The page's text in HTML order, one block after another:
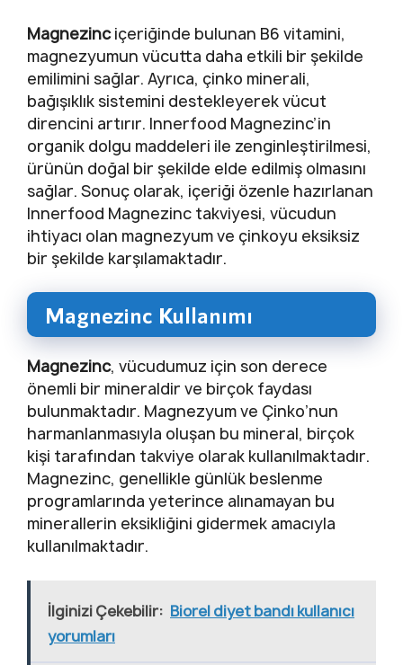
Magnezinciçeriğinde bulunan B6 vitamini,
magnezyumun vücutta daha etkili bir şekilde
emilimini sağlar. Ayrıca, çinko minerali,
bağışıklık sistemini destekleyerek vücut
direncini artırır. Innerfood Magnezinc’in
organik dolgu maddeleri ile zenginleştirilmesi,
ürünün doğal bir şekilde elde edilmiş olmasını
sağlar. Sonuç olarak, içeriği özenle hazırlanan
Innerfood Magnezinc takviyesi, vücudun
ihtiyacı olan magnezyum ve çinkoyu eksiksiz
bir şekilde karşılamaktadır.
Magnezinc Kullanımı
Magnezinc, vücudumuz için son derece
önemli bir mineraldir ve birçok faydası
bulunmaktadır. Magnezyum ve Çinko’nun
harmanlanmasıyla oluşan bu mineral, birçok
kişi tarafından takviye olarak kullanılmaktadır.
Magnezinc, genellikle günlük beslenme
programlarında yeterince alınamayan bu
minerallerin eksikliğini gidermek amacıyla
kullanılmaktadır.
İlginizi Çekebilir: Biorel diyet bandı kullanıcı
yorumları